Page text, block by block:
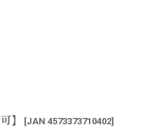
】 [JAN 4573373710402]